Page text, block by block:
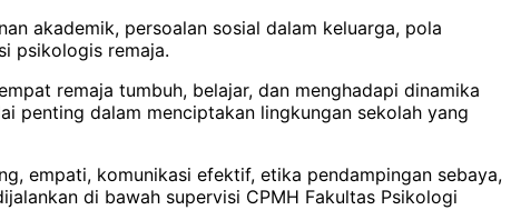
akademik, persoalan sosial dalam keluarga, pola
psikologis remaja.
remaja tumbuh, belajar, dan menghadapi dinamika
penting dalam menciptakan lingkungan sekolah yang
empati, komunikasi efektif, etika pendampingan sebaya,
di bawah supervisi CPMH Fakultas Psikologi